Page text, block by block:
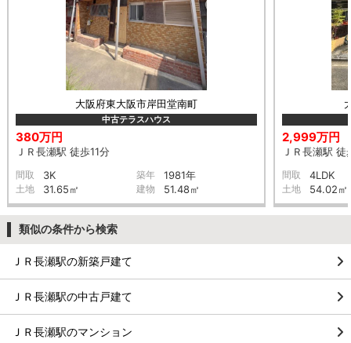
大阪府東大阪市岸田堂南町
中古テラスハウス
380万円
ＪＲ長瀬駅 徒歩11分
間取 3K 築年 1981年
土地 31.65㎡ 建物 51.48㎡
2,999万円
ＪＲ長瀬駅 徒
間取 4LDK
土地 54.02㎡
類似の条件から検索
ＪＲ長瀬駅の新築戸建て
ＪＲ長瀬駅の中古戸建て
ＪＲ長瀬駅のマンション